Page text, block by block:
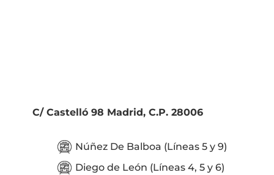
C/ Castelló 98 Madrid, C.P. 28006
Núñez De Balboa (Líneas 5 y 9)
Diego de León (Líneas 4, 5 y 6)